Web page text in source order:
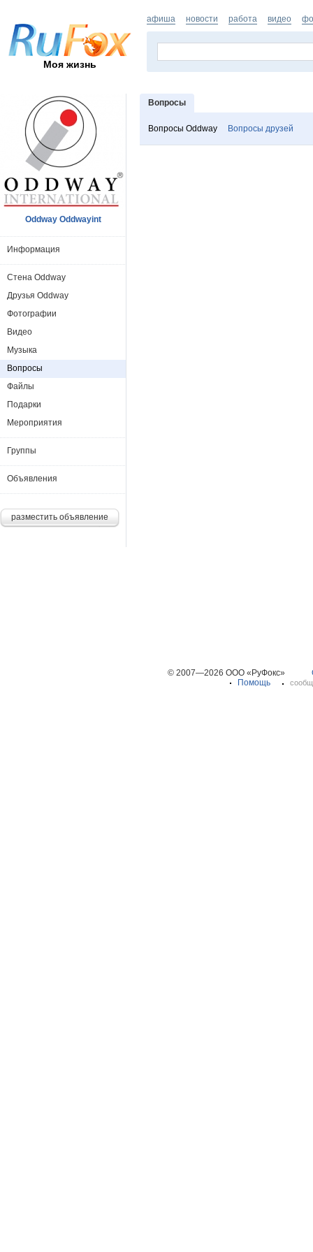
Моя жизнь
афиша новости работа видео
Вопросы
Вопросы Oddway Вопросы друзей
Oddway Oddwayint
Информация
Стена Oddway
Друзья Oddway
Фотографии
Видео
Музыка
Вопросы
Файлы
Подарки
Мероприятия
Группы
Объявления
разместить объявление
© 2007—2026 ООО «РуФокс»
Помощь